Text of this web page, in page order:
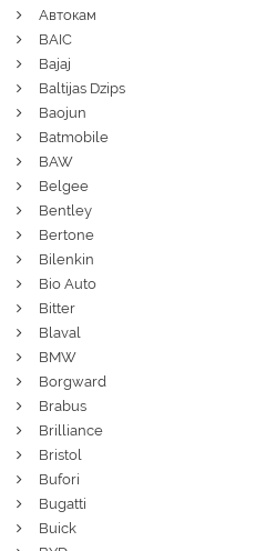
Автокам
BAIC
Bajaj
Baltijas Dzips
Baojun
Batmobile
BAW
Belgee
Bentley
Bertone
Bilenkin
Bio Auto
Bitter
Blaval
BMW
Borgward
Brabus
Brilliance
Bristol
Bufori
Bugatti
Buick